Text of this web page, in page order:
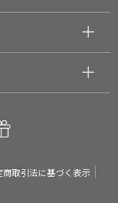
商取引法に基づく表示